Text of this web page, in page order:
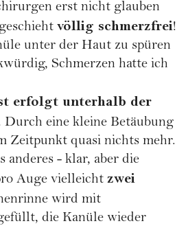
erst nicht glauben
völlig schmerzfrei!
unter der Haut zu spüren
Schmerzen hatte ich
erfolgt unterhalb der
Durch eine kleine Betäubung
Zeitpunkt quasi nichts mehr.
anderes - klar, aber die
Auge vielleicht zwei
wird mit
die Kanüle wieder